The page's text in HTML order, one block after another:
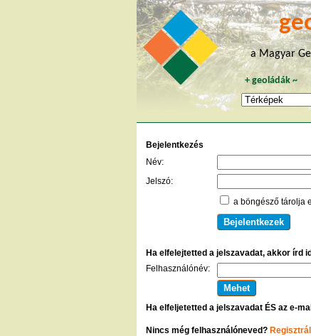
a Magyar
+geoládák ~
Bejelentkezés
Név:
Jelszó:
a böngésző tárolja
Ha elfelejtetted a jelszavadat, akkor írd
Felhasználónév:
Ha elfeljetetted a jelszavadat ÉS az e-
Nincs még felhasználóneved?